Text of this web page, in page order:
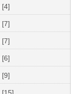
[4]
[7]
[7]
[6]
[9]